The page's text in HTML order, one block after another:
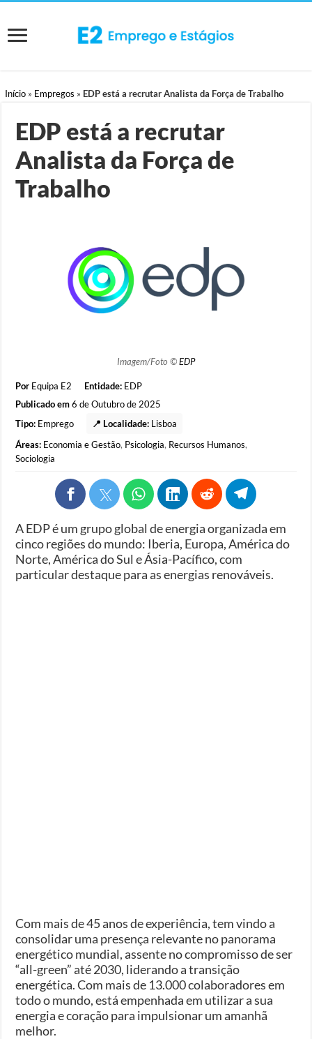
Início » Empregos » EDP está a recrutar Analista da Força de Trabalho
EDP está a recrutar
Analista da Força de
Trabalho
Imagem/Foto ©EDP
Por Equipa E2 Entidade: EDP
Publicado em6 de Outubro de 2025
Tipo: Emprego 📍 Localidade: Lisboa
Áreas: Economia e Gestão, Psicologia, Recursos Humanos,
Sociologia
A EDP é um grupo global de energia organizada em
cinco regiões do mundo: Iberia, Europa, América do
Norte, América do Sul e Ásia-Pacífico, com
particular destaque para as energias renováveis.
Com mais de 45 anos de experiência, tem vindo a
consolidar uma presença relevante no panorama
energético mundial, assente no compromisso de ser
“all-green” até 2030, liderando a transição
energética. Com mais de 13.000 colaboradores em
todo o mundo, está empenhada em utilizar a sua
energia e coração para impulsionar um amanhã
melhor.